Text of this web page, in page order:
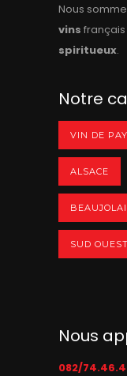
Nous
vins
spiritueux.
Notre
VIN DE
ALSACE
SUD OUEST
Nous
082/